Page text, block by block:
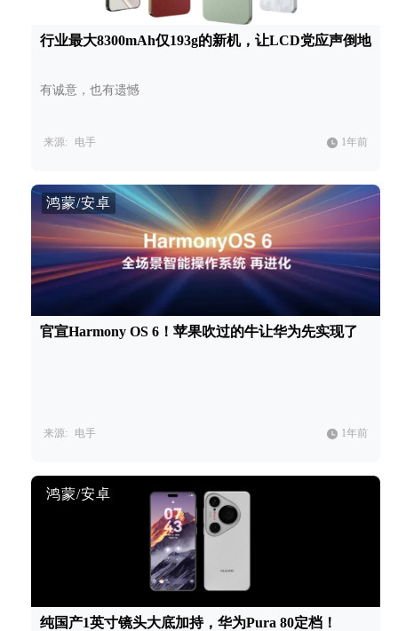
行业最大8300mAh仅193g的新机，让LCD党应声倒地
有诚意，也有遗憾
来源: 电手 1年前
鸿蒙/安卓
官宣Harmony OS 6！苹果吹过的牛让华为先实现了
来源: 电手 1年前
鸿蒙/安卓
纯国产1英寸镜头大底加持，华为Pura 80定档！